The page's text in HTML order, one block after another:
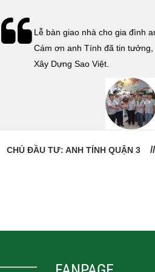
Lễ bàn giao nhà cho gia đình
Cám ơn anh Tính đã tin
Xây Dựng Sao Việt.
CHỦ ĐẦU TƯ: ANH TÍNH QUẬN 3